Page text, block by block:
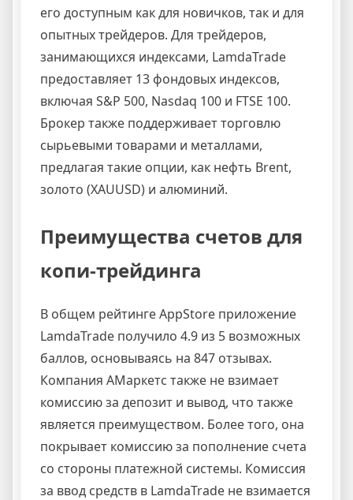
его доступным как для новичков, так и для
опытных трейдеров. Для трейдеров,
занимающихся индексами, LamdaTrade
предоставляет 13 фондовых индексов,
включая S&P 500, Nasdaq 100 и FTSE 100.
Брокер также поддерживает торговлю
сырьевыми товарами и металлами,
предлагая такие опции, как нефть Brent,
золото (XAUUSD) и алюминий.
Преимущества счетов для
копи-трейдинга
В общем рейтинге AppStore приложение
LamdaTrade получило 4.9 из 5 возможных
баллов, основываясь на 847 отзывах.
Компания АМаркетс также не взимает
комиссию за депозит и вывод, что также
является преимуществом. Более того, она
покрывает комиссию за пополнение счета
со стороны платежной системы. Комиссия
за ввод средств в LamdaTrade не взимается